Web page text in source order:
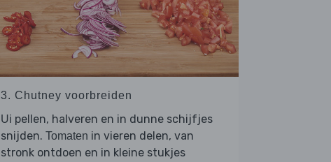
3. Chutney voorbreiden
Ui pellen, halveren en in dunne schijfjes
snijden. Tomaten in vieren delen, van
stronk ontdoen en in kleine stukjes